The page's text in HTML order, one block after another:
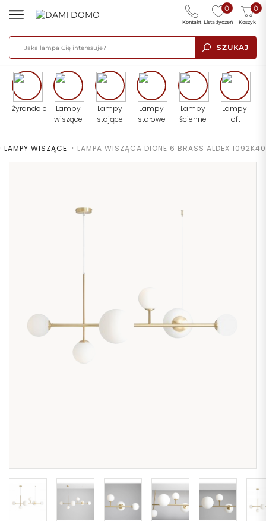
SZUKAJ
0
Lista życzeń
0
Koszyk
Kontakt
Żyrandole
Lampy
wiszące
Lampy
stojące
Lampy
stołowe
Lampy
ścienne
Lampy
loft
LAMPY WISZĄCE > LAMPA WISZĄCA DIONE 6 BRASS ALDEX 1092K40